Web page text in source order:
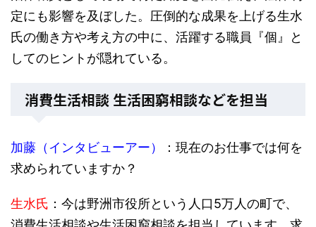
定にも影響を及ぼした。圧倒的な成果を上げる生水
氏の働き方や考え方の中に、活躍する職員『個』と
してのヒントが隠れている。
消費生活相談 生活困窮相談などを担当
加藤（インタビューアー）
：現在のお仕事では何を
求められていますか？
生水氏 ：今は野洲市役所という人口5万人の町で、